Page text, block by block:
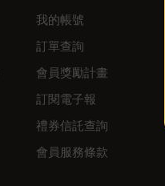
我的帳號
訂單查詢
會員獎勵計畫
訂閱電子報
禮券信託查詢
會員服務條款